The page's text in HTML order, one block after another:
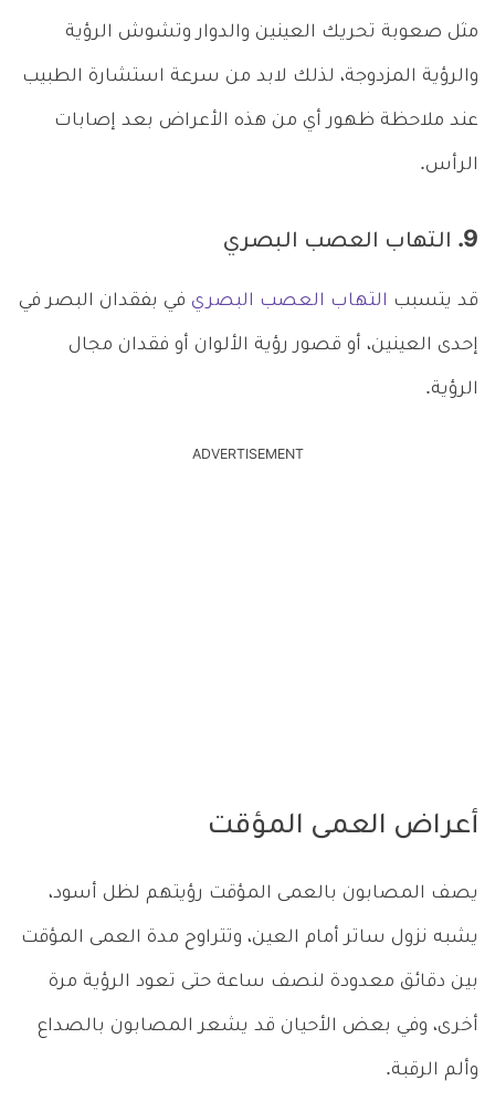
مثل صعوبة تحريك العينين والدوار وتشوش الرؤية
والرؤية المزدوجة، لذلك لابد من سرعة استشارة الطبيب
عند ملاحظة ظهور أي من هذه الأعراض بعد إصابات
الرأس.
9. التهاب العصب البصري
قد يتسبب التهاب العصب البصري في بفقدان البصر في
إحدى العينين، أو قصور رؤية الألوان أو فقدان مجال
الرؤية.
ADVERTISEMENT
أعراض العمى المؤقت
يصف المصابون بالعمى المؤقت رؤيتهم لظل أسود،
يشبه نزول ساتر أمام العين، وتتراوح مدة العمى المؤقت
بين دقائق معدودة لنصف ساعة حتى تعود الرؤية مرة
أخرى، وفي بعض الأحيان قد يشعر المصابون بالصداع
وألم الرقبة.